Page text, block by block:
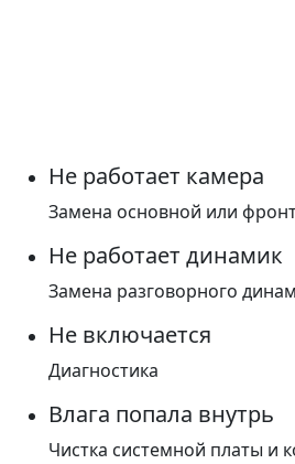
Не работает камера
Замена основной или
Не работает динамик
Замена разговорного
Не включается
Диагностика
Влага попала внутрь
Чистка системной платы и